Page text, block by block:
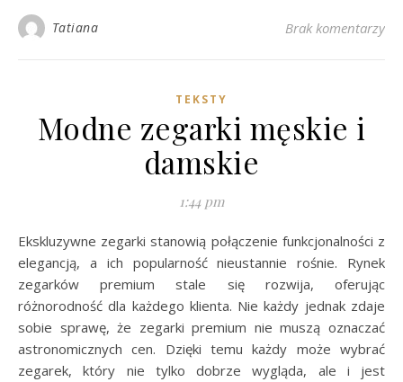
Tatiana Brak komentarzy
TEKSTY
Modne zegarki męskie i
damskie
1:44 pm
Ekskluzywne zegarki stanowią połączenie funkcjonalności z
elegancją, a ich popularność nieustannie rośnie. Rynek
zegarków premium stale się rozwija, oferując
różnorodność dla każdego klienta. Nie każdy jednak zdaje
sobie sprawę, że zegarki premium nie muszą oznaczać
astronomicznych cen. Dzięki temu każdy może wybrać
zegarek, który nie tylko dobrze wygląda, ale i jest